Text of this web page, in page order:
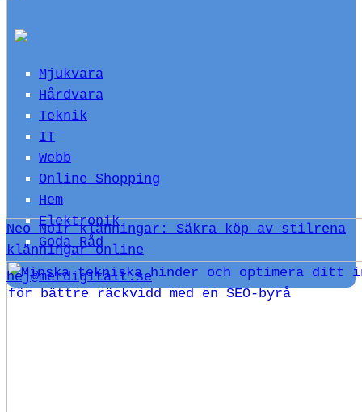
Neo Noir klänningar: Säkra köp av stilrena
klänningar online
Mjukvara
Hårdvara
Teknik
IT
Webb
Online Shopping
Hem
Elektronik
Goda Råd
hej@merdigitalt.se